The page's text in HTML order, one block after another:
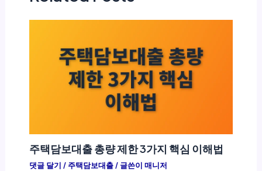
주택담보대출 총량 제한 3가지 핵심 이해법
댓글 달기 / 주택담보대출/ 글쓴이 매니저